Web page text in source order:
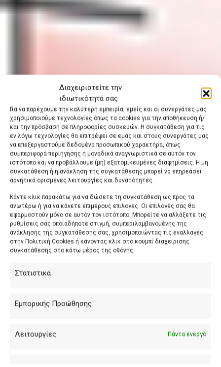
Διαχειριστείτε την
ιδιωτικότητά σας
Για να παρέχουμε την καλύτερη εμπειρία, εμείς και οι συνεργάτες μας
χρησιμοποιούμε τεχνολογίες όπως τα cookies για την αποθήκευση ή/
και την πρόσβαση σε πληροφορίες συσκευών. Η συγκατάθεση για τις
εν λόγω τεχνολογίες θα επιτρέψει σε εμάς και στους συνεργάτες μας
να επεξεργαστούμε δεδομένα προσωπικού χαρακτήρα, όπως
συμπεριφορά περιήγησης ή μοναδικά αναγνωριστικά σε αυτόν τον
ιστότοπο και να προβάλλουμε (μη) εξατομικευμένες διαφημίσεις. Η μη
συγκατάθεση ή η ανάκληση της συγκατάθεσης μπορεί να επηρεάσει
αρνητικά ορισμένες λειτουργίες και δυνατότητες.
Κάντε κλικ παρακάτω για να δώσετε τη συγκατάθεση ως προς τα
ανωτέρω ή για να κάνετε επιμέρους επιλογές. Οι επιλογές σας θα
εφαρμοστούν μόνο σε αυτόν τον ιστότοπο. Μπορείτε να αλλάξετε τις
ρυθμίσεις σας οποιαδήποτε στιγμή, συμπεριλαμβανομένης της
ανάκλησης της συγκατάθεσής σας, χρησιμοποιώντας τις εναλλαγές
στην Πολιτική Cookies ή κάνοντας κλικ στο κουμπί διαχείρισης
συγκατάθεσης στο κάτω μέρος της οθόνης.
Στατιστικά
Εμπορικής Προώθησης
Λειτουργίες Πάντα ενεργό